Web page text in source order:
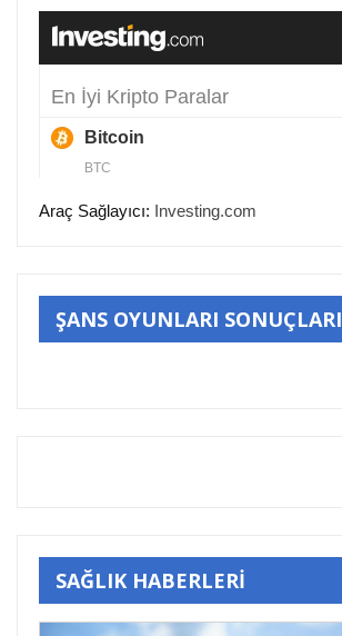
Araç Sağlayıcı: Investing.com
ŞANS OYUNLARI SONUÇLARI
SAĞLIK HABERLERİ